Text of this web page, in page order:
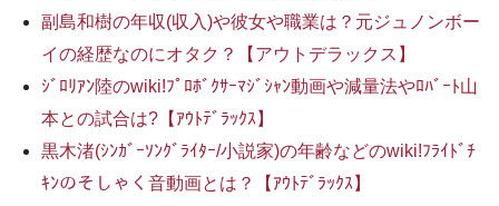
副島和樹の年収(収入)や彼女や職業は？元ジュノンボー
イの経歴なのにオタク？【アウトデラックス】
ｼﾞﾛﾘｱﾝ陸のwiki!ﾌﾟﾛﾎﾞｸｻｰﾏｼﾞｼｬﾝ動画や減量法やﾛﾊﾞｰﾄ山
本との試合は?【ｱｳﾄﾃﾞﾗｯｸｽ】
黒木渚(ｼﾝｶﾞｰｿﾝｸﾞﾗｲﾀｰ/小説家)の年齢などのwiki!ﾌﾗｲﾄﾞﾁ
ｷﾝのそしゃく音動画とは？【ｱｳﾄﾃﾞﾗｯｸｽ】